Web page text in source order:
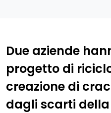
Due aziende
progetto di
creazione di
dagli scarti